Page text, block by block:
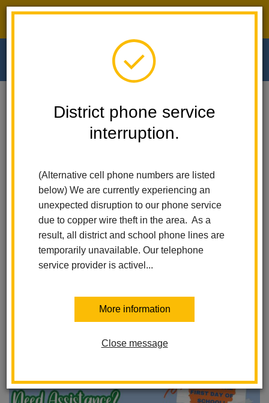
District phone service
interruption.
(Alternative cell phone numbers are listed
below) We are currently experiencing an
unexpected disruption to our phone service
due to copper wire theft in the area. As a
result, all district and school phone lines are
temporarily unavailable. Our telephone
service provider is activel...
More information
Close message
Walnut Elementary
News
Need Assistance With Data Confirmation? ¿Necesita Ayuda Con La
Need Assistance with Data
Confirmation? ¿Necesita
ayuda con la confirmación
de datos?
Posted August 1, 2023